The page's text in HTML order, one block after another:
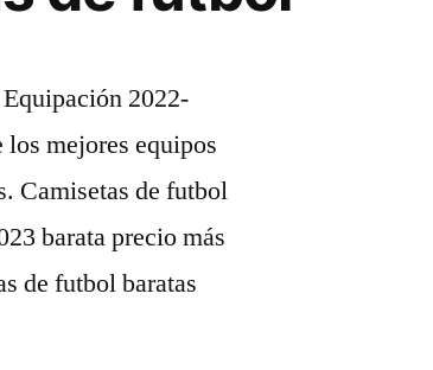
2022-
mejores equipos
Camisetas de futbol
barata precio más
de futbol baratas